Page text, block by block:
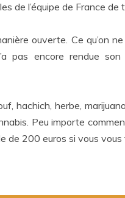
de l’équipe de France de
ouverte. Ce qu’on
pas encore rendue
hachich, herbe,
Peu importe
200 euros si vous vous